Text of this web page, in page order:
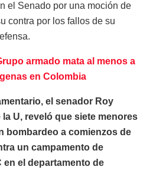
el Senado por una moción de
contra por los fallos de su
armado mata al menos a
en Colombia
el senador Roy
U, reveló que siete menores
bombardeo a comienzos de
un campamento de
en el departamento de